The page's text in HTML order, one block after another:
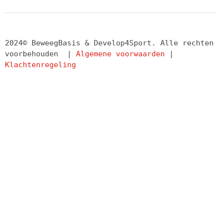
2024© BeweegBasis & Develop4Sport. Alle rechten
voorbehouden  | Algemene voorwaarden
Klachtenregeling